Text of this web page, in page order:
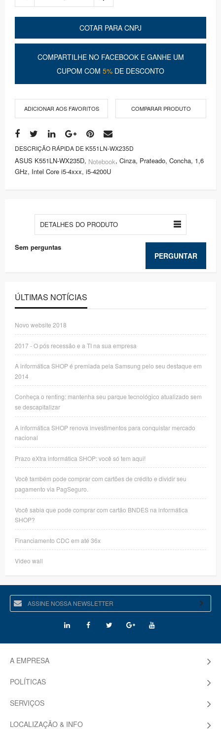
COTAR PARA CNPJ
COMPARTILHE NO FACEBOOK E GANHE UM
CUPOM COM 5% DE DESCONTO
ADICIONAR AOS FAVORITOS COMPARAR PRODUTO
DESCRIÇÃO RÁPIDA DE K551LN-WX235D
ASUS K551LN-WX235D, Notebook, Cinza, Prateado, Concha, 1,6
GHz, Intel Core i5-4xxx, i5-4200U
DETALHES DO PRODUTO
PERGUNTAR
Sem perguntas
ÚLTIMAS NOTÍCIAS
Novo website 2018
2017 - O pós recessão e a TI na sua empresa
A informática SHOP é premiada pela Samsung pelo seu destaque em
2014
Conheça o renting: mantenha seu parque tecnológico atualizado sem
se descapitalizar
A informática SHOP renova investimentos para conquistar mercado
nacional
Prazo eXtra informática SHOP: você só tem aqui!
Você também pode comprar com cartões de crédito e dividir seu
pagamento via PagSeguro.
Você sabia que pode comprar com cartão BNDES na informática
SHOP?
Financiamento CDC em até 36x
Video wall
A EMPRESA
POLÍTICAS
SERVIÇOS
LOCALIZAÇÃO & INFO